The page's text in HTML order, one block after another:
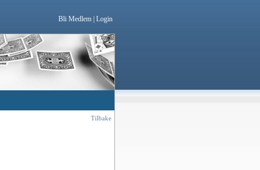
Bli Medlem Login
Tilbake